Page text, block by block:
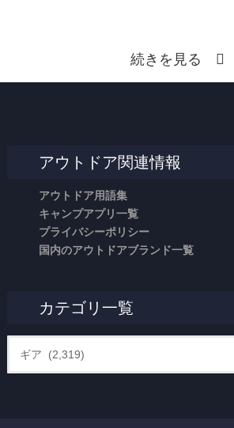
続きを見る
アウトドア関連情報
アウトドア用語集
キャンプアプリ一覧
プライバシーポリシー
国内のアウトドアブランド一覧
カテゴリ一覧